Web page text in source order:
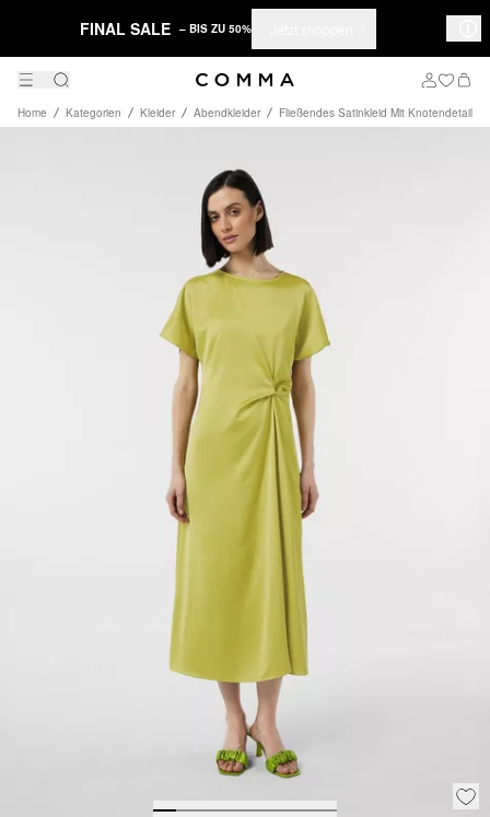
FINAL SALE – BIS ZU 50%
Home Kategorien Kleider Abendkleider Fließendes Satinkleid Mit Knotendetail